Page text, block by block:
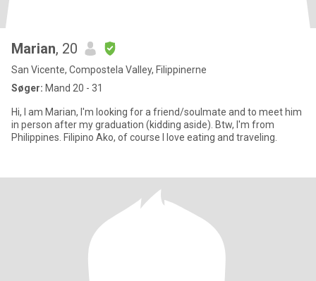
Marian, 20
San Vicente, Compostela Valley, Filippinerne
Søger: Mand 20 - 31
Hi, I am Marian, I'm looking for a friend/soulmate and to meet him
in person after my graduation (kidding aside). Btw, I'm from
Philippines. Filipino Ako, of course I love eating and traveling.